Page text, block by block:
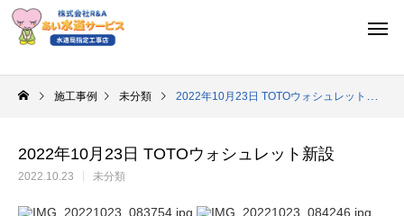
施工事例 未分類 2022年10月23日 TOTOウォシュレット新設
2022年10月23日 TOTOウォシュレット新設
2022.10.23 未分類